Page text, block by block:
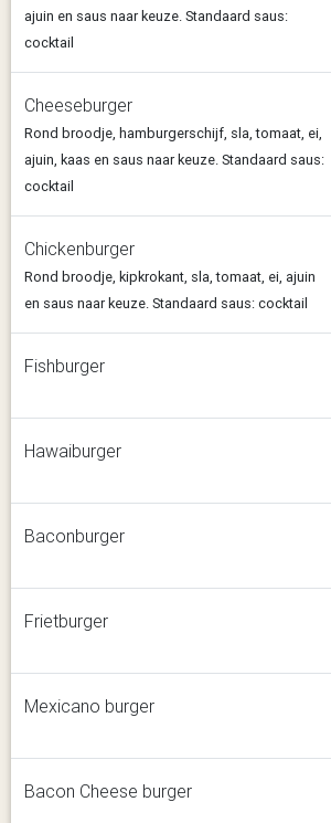
ajuin en saus naar keuze. Standaard saus:
cocktail
Cheeseburger
Rond broodje, hamburgerschijf, sla, tomaat, ei,
ajuin, kaas en saus naar keuze. Standaard saus:
cocktail
Chickenburger
Rond broodje, kipkrokant, sla, tomaat, ei, ajuin
en saus naar keuze. Standaard saus: cocktail
Fishburger
Hawaiburger
Baconburger
Frietburger
Mexicano burger
Bacon Cheese burger